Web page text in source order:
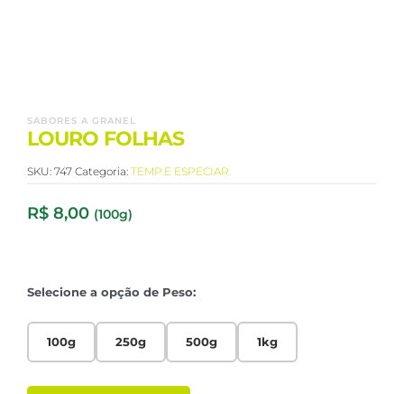
SABORES A GRANEL
LOURO FOLHAS
SKU: 747 Categoria: TEMP.E ESPECIAR.
R$ 8,00 (100g)
Selecione a opção de Peso:
100g 250g 500g 1kg